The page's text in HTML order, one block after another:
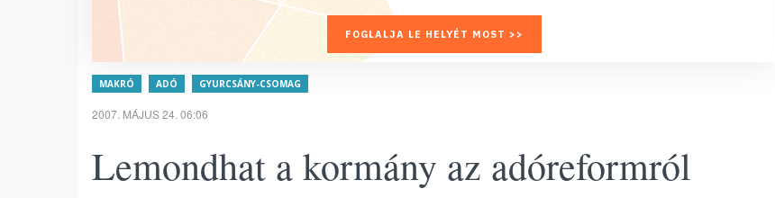
FOGLALJA LE HELYÉT MOST >>
MAKRÓ ADÓ GYURCSÁNY-CSOMAG
2007. MÁJUS 24. 06:06
Lemondhat a kormány az adóreformról